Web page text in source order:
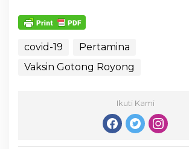
covid-19
Pertamina
Vaksin Gotong Royong
Ikuti Kami